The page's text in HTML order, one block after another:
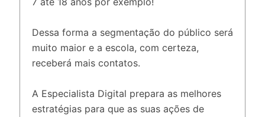
Dessa forma a segmentação do público será
muito maior e a escola, com certeza,
receberá mais contatos.
A Especialista Digital prepara as melhores
estratégias para que as suas ações de